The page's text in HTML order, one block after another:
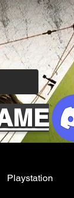
Playstation